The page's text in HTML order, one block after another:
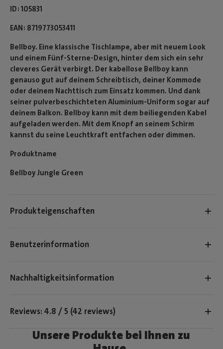
ID 105831
EAN 8719773053411
Bellboy. Eine klassische Tischlampe, aber mit neuem Look
und einem Fünf-Sterne-Design, hinter dem sich ein sehr
cleveres Gerät verbirgt. Der kabellose Bellboy kann
genauso gut auf deinem Schreibtisch, deiner Kommode
oder deinem Nachttisch zum Einsatz kommen. Und dank
seiner pulverbeschichteten Aluminium-Uniform sogar auf
deinem Balkon. Bellboy kann mit dem beiliegenden Kabel
aufgeladen werden. Mit dem Knopf an seinem Schirm
kannst du seine Leuchtkraft entfachen oder dimmen.
Produktname
Bellboy Jungle Green
Produkteigenschaften
Benutzerinformation
Nachhaltigkeitsinformation
Reviews: 4.8 / 5 (42 reviews)
Unsere Produkte bei Ihnen zu